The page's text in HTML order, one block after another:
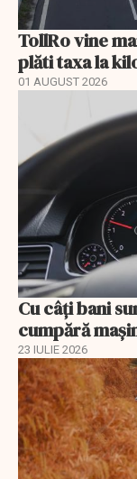
TollRo vine
plăti taxa la
01 AUGUST 2026
Cu câţi bani
cumpără
23 IULIE 2026